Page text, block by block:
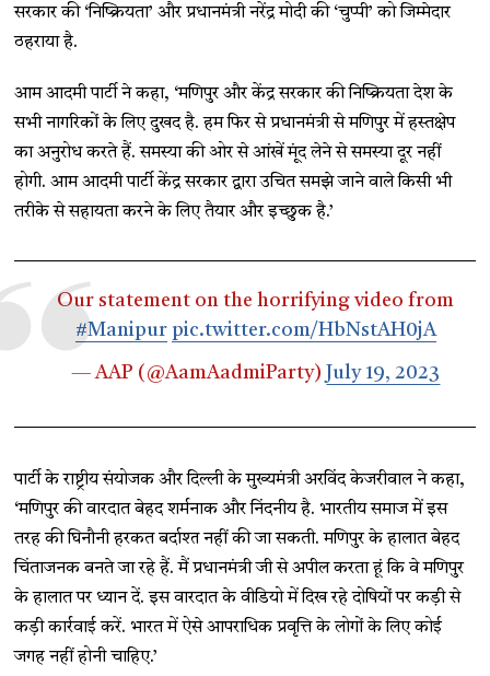
सरकार की ‘निष्क्रियता’ और प्रधानमंत्री नरेंद्र मोदी की ‘चुप्पी’ को जिम्मेदार
ठहराया है.
आम आदमी पार्टी ने कहा, ‘मणिपुर और केंद्र सरकार की निष्क्रियता देश के
सभी नागरिकों के लिए दुखद है. हम फिर से प्रधानमंत्री से मणिपुर में हस्तक्षेप
का अनुरोध करते हैं. समस्या की ओर से आंखें मूंद लेने से समस्या दूर नहीं
होगी. आम आदमी पार्टी केंद्र सरकार द्वारा उचित समझे जाने वाले किसी भी
तरीके से सहायता करने के लिए तैयार और इच्छुक है.’
Our statement on the horrifying video from
#Manipur pic.twitter.com/HbNstAH0jA
— AAP (@AamAadmiParty) July 19, 2023
पार्टी के राष्ट्रीय संयोजक और दिल्ली के मुख्यमंत्री अरविंद केजरीवाल ने कहा,
‘मणिपुर की वारदात बेहद शर्मनाक और निंदनीय है. भारतीय समाज में इस
तरह की घिनौनी हरकत बर्दाश्त नहीं की जा सकती. मणिपुर के हालात बेहद
चिंताजनक बनते जा रहे हैं. मैं प्रधानमंत्री जी से अपील करता हूं कि वे मणिपुर
के हालात पर ध्यान दें. इस वारदात के वीडियो में दिख रहे दोषियों पर कड़ी से
कड़ी कार्रवाई करें. भारत में ऐसे आपराधिक प्रवृत्ति के लोगों के लिए कोई
जगह नहीं होनी चाहिए.’